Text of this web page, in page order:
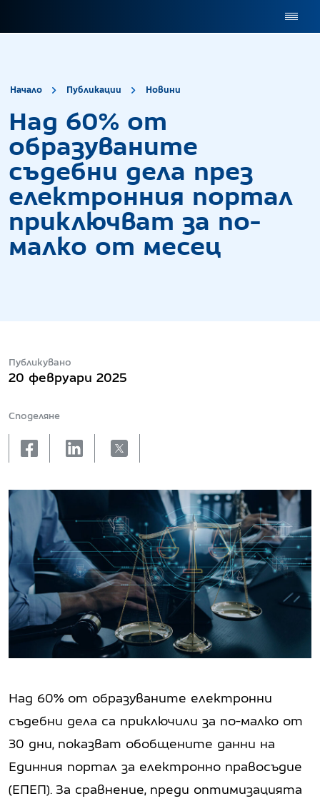
Начало Публикации Новини
Над 60% от
образуваните
съдебни дела през
електронния портал
приключват за по-
малко от месец
Публикувано
20 февруари 2025
Споделяне
facebooklinkedinX
Над 60% от образуваните електронни
съдебни дела са приключили за по-малко от
30 дни, показват обобщените данни на
Единния портал за електронно правосъдие
(ЕПЕП). За сравнение, преди оптимизацията